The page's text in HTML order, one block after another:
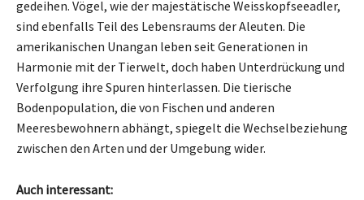
gedeihen. Vögel, wie der majestätische Weisskopfseeadler,
sind ebenfalls Teil des Lebensraums der Aleuten. Die
amerikanischen Unangan leben seit Generationen in
Harmonie mit der Tierwelt, doch haben Unterdrückung und
Verfolgung ihre Spuren hinterlassen. Die tierische
Bodenpopulation, die von Fischen und anderen
Meeresbewohnern abhängt, spiegelt die Wechselbeziehung
zwischen den Arten und der Umgebung wider.
Auch interessant: